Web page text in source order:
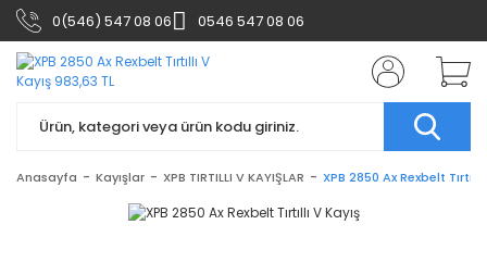
0(546) 547 08 06 0546 547 08 06
Anasayfa Kayışlar XPB TIRTILLI V KAYIŞLAR XPB 2850 Ax Rexbelt Tırtıllı